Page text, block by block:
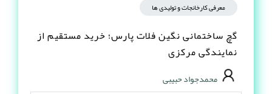
معرفی کارخانجات و تولیدی ها
گچ ساختمانی نگین فلات پارس؛ خرید مستقیم از
نمایندگی مرکزی
محمدجواد حبیبی